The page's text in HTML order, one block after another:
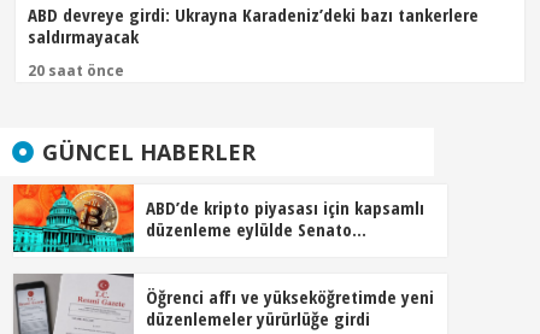
ABD devreye girdi: Ukrayna Karadeniz’deki bazı tankerlere
saldırmayacak
20 saat önce
GÜNCEL HABERLER
ABD’de kripto piyasası için kapsamlı
düzenleme eylülde Senato
Öğrenci affı ve yükseköğretimde yeni
düzenlemeler yürürlüğe girdi